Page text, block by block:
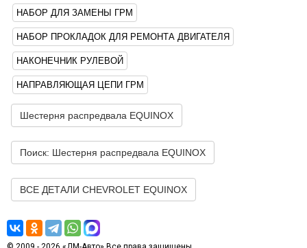
НАБОР ДЛЯ ЗАМЕНЫ ГРМ
НАБОР ПРОКЛАДОК ДЛЯ РЕМОНТА ДВИГАТЕЛЯ
НАКОНЕЧНИК РУЛЕВОЙ
НАПРАВЛЯЮЩАЯ ЦЕПИ ГРМ
Шестерня распредвала EQUINOX
Поиск: Шестерня распредвала EQUINOX
ВСЕ ДЕТАЛИ CHEVROLET EQUINOX